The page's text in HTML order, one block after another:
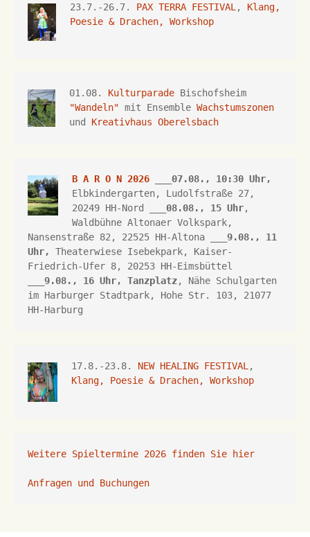
23.7.-26.7. PAX TERRA FESTIVAL , Klang,
Poesie & Drachen, Workshop
01.08. Kulturparade
"Wandeln" mit Ensemble Wachstumszonen
und Kreativhaus Oberelsbach
B A R O N 2026 ___07.08., 10:30 Uhr,
Elbkindergarten, Ludolfstraße 27,
20249 HH-Nord ___ 08.08., 15 Uhr
Nansenstraße 82, 22525 HH-Altona
9.08., 11
Uhr,
Theaterwiese Isebekpark, Kaiser-
Friedrich-Ufer 8, 20253 HH-Eimsbüttel
9.08., 16 Uhr, Tanzplatz, Nähe Schulgarten
im Harburger Stadtpark, Hohe Str. 103, 21077
HH-Harburg
17.8.-23.8. NEW HEALING FESTIVAL
Klang, Poesie & Drachen, Workshop
Weitere Spieltermine 2026 finden Sie hier
Anfragen und Buchungen